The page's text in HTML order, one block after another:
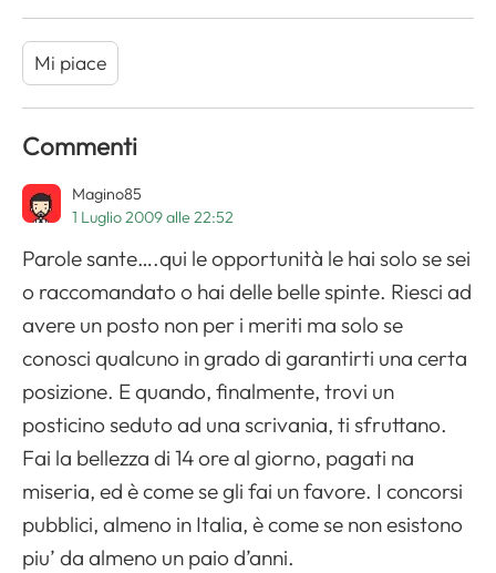
Mi piace
Commenti
Magino85
1 Luglio 2009 alle 22:52
Parole sante….qui le opportunità le hai solo se sei
o raccomandato o hai delle belle spinte. Riesci ad
avere un posto non per i meriti ma solo se
conosci qualcuno in grado di garantirti una certa
posizione. E quando, finalmente, trovi un
posticino seduto ad una scrivania, ti sfruttano.
Fai la bellezza di 14 ore al giorno, pagati na
miseria, ed è come se gli fai un favore. I concorsi
pubblici, almeno in Italia, è come se non esistono
piu’ da almeno un paio d’anni.